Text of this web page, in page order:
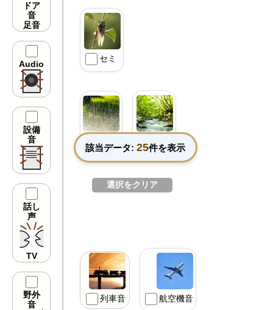
ドア
音
足音
Audio
設備
音
話し
声
TV
野外
音
セミ
列車音 航空機音
選択をクリア
該当データ:25件を表示